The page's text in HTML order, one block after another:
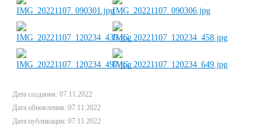
Дата создания: 07.11.2022
Дата обновления: 07.11.2022
Дата публикации: 07.11.2022